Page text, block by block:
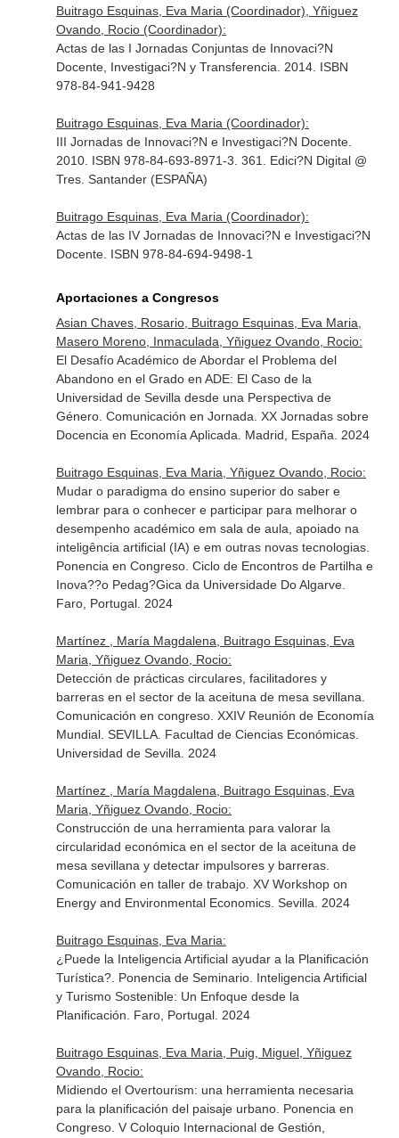
Buitrago Esquinas, Eva Maria (Coordinador), Yñiguez
Ovando, Rocio (Coordinador):
Actas de las I Jornadas Conjuntas de Innovaci?N
Docente, Investigaci?N y Transferencia. 2014. ISBN
978-84-941-9428
Buitrago Esquinas, Eva Maria (Coordinador):
III Jornadas de Innovaci?N e Investigaci?N Docente.
2010. ISBN 978-84-693-8971-3. 361. Edici?N Digital @
Tres. Santander (ESPAÑA)
Buitrago Esquinas, Eva Maria (Coordinador):
Actas de las IV Jornadas de Innovaci?N e Investigaci?N
Docente. ISBN 978-84-694-9498-1
Aportaciones a Congresos
Asian Chaves, Rosario, Buitrago Esquinas, Eva Maria,
Masero Moreno, Inmaculada, Yñiguez Ovando, Rocio:
El Desafío Académico de Abordar el Problema del
Abandono en el Grado en ADE: El Caso de la
Universidad de Sevilla desde una Perspectiva de
Género. Comunicación en Jornada. XX Jornadas sobre
Docencia en Economía Aplicada. Madrid, España. 2024
Buitrago Esquinas, Eva Maria, Yñiguez Ovando, Rocio:
Mudar o paradigma do ensino superior do saber e
lembrar para o conhecer e participar para melhorar o
desempenho académico em sala de aula, apoiado na
inteligência artificial (IA) e em outras novas tecnologias.
Ponencia en Congreso. Ciclo de Encontros de Partilha e
Inova??o Pedag?Gica da Universidade Do Algarve.
Faro, Portugal. 2024
Martínez , María Magdalena, Buitrago Esquinas, Eva
Maria, Yñiguez Ovando, Rocio:
Detección de prácticas circulares, facilitadores y
barreras en el sector de la aceituna de mesa sevillana.
Comunicación en congreso. XXIV Reunión de Economía
Mundial. SEVILLA. Facultad de Ciencias Económicas.
Universidad de Sevilla. 2024
Martínez , María Magdalena, Buitrago Esquinas, Eva
Maria, Yñiguez Ovando, Rocio:
Construcción de una herramienta para valorar la
circularidad económica en el sector de la aceituna de
mesa sevillana y detectar impulsores y barreras.
Comunicación en taller de trabajo. XV Workshop on
Energy and Environmental Economics. Sevilla. 2024
Buitrago Esquinas, Eva Maria:
¿Puede la Inteligencia Artificial ayudar a la Planificación
Turística?. Ponencia de Seminario. Inteligencia Artificial
y Turismo Sostenible: Un Enfoque desde la
Planificación. Faro, Portugal. 2024
Buitrago Esquinas, Eva Maria, Puig, Miguel, Yñiguez
Ovando, Rocio:
Midiendo el Overtourism: una herramienta necesaria
para la planificación del paisaje urbano. Ponencia en
Congreso. V Coloquio Internacional de Gestión,